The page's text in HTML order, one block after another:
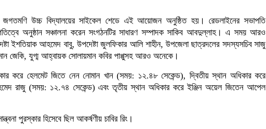
উচ্চ বিদ্যালয়ের সাইকেল শেডে এই আয়োজন অনুষ্ঠিত হয়। রেডলাইনের সভাপতি
অনুষ্ঠান সঞ্চালনা করেন সংগঠনটির সাধারণ সম্পাদক সাকিব আবদুল্লাহ। এ সময় আরও
ইশতিয়াক আহমেদ বাবু, উপদেষ্টা জুলফিকার আলি শাহীন, উপজেলা ছাত্রদলের সদস্যসচিব সাজু
জেকি, যুগ্ম আহ্বায়ক সোলায়মান কবির পাপ্পুসহ আরও অনেকে।
করে হেলমেট জিতে নেন নোমান খান (সময়: ১২.৪৮ সেকেন্ড), দ্বিতীয় স্থান অধিকার করে
রাজু (সময়: ১২.৭৪ সেকেন্ড) এবং তৃতীয় স্থান অধিকার করে ইঞ্জিন অয়েল জিতেন আপেল
পুরস্কার হিসেবে ছিল আকর্ষণীয় চাবির রিং।